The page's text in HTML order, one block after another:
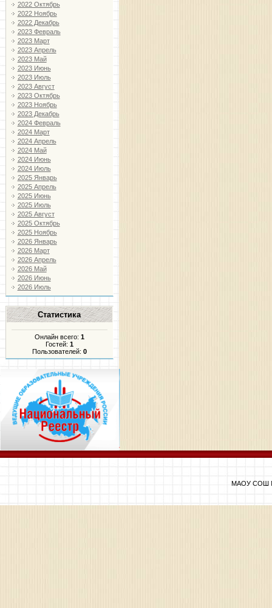
2022 Октябрь
2022 Ноябрь
2022 Декабрь
2023 Февраль
2023 Март
2023 Апрель
2023 Май
2023 Июнь
2023 Июль
2023 Август
2023 Октябрь
2023 Ноябрь
2023 Декабрь
2024 Февраль
2024 Март
2024 Апрель
2024 Май
2024 Июнь
2024 Июль
2025 Январь
2025 Апрель
2025 Июнь
2025 Июль
2025 Август
2025 Октябрь
2025 Ноябрь
2026 Январь
2026 Март
2026 Апрель
2026 Май
2026 Июнь
2026 Июль
Статистика
Онлайн всего: 1
Гостей: 1
Пользователей: 0
МАОУ СОШ